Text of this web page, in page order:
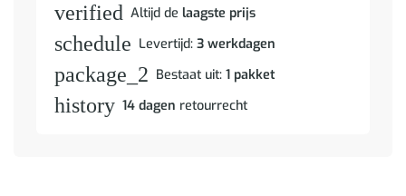
verified Altijd de laagste prijs
schedule Levertijd: 3 werkdagen
package_2 Bestaat uit: 1 pakket
history 14 dagen retourrecht